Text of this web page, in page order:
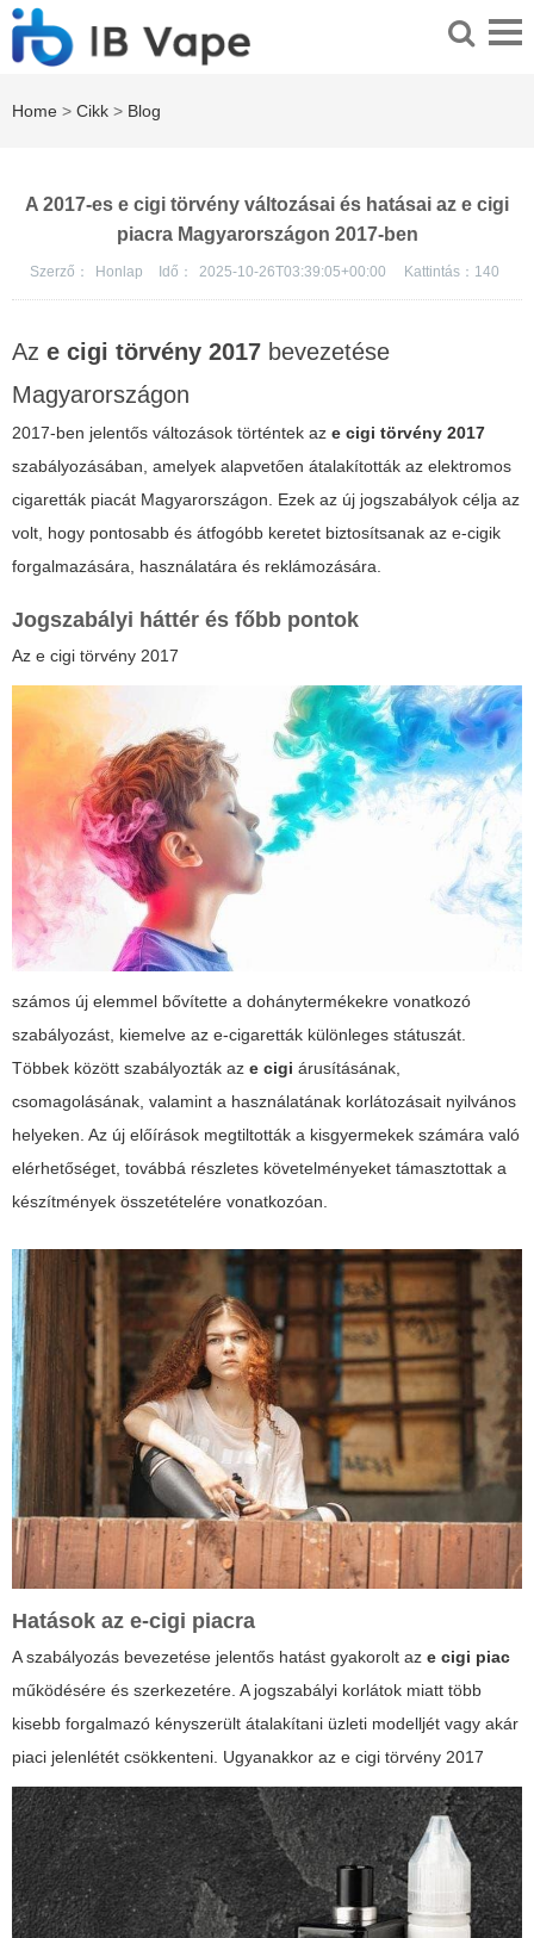
Home > Cikk > Blog
A 2017-es e cigi törvény változásai és hatásai az e cigi
piacra Magyarországon 2017-ben
Szerző： Honlap Idő： 2025-10-26T03:39:05+00:00 Kattintás： 140
Az e cigi törvény 2017 bevezetése
Magyarországon
2017-ben jelentős változások történtek az e cigi törvény 2017
szabályozásában, amelyek alapvetően átalakították az elektromos
cigaretták piacát Magyarországon. Ezek az új jogszabályok célja az
volt, hogy pontosabb és átfogóbb keretet biztosítsanak az e-cigik
forgalmazására, használatára és reklámozására.
Jogszabályi háttér és főbb pontok
Az e cigi törvény 2017
számos új elemmel bővítette a dohánytermékekre vonatkozó
szabályozást, kiemelve az e-cigaretták különleges státuszát.
Többek között szabályozták az e cigi árusításának,
csomagolásának, valamint a használatának korlátozásait nyilvános
helyeken. Az új előírások megtiltották a kisgyermekek számára való
elérhetőséget, továbbá részletes követelményeket támasztottak a
készítmények összetételére vonatkozóan.
Hatások az e-cigi piacra
A szabályozás bevezetése jelentős hatást gyakorolt az e cigi piac
működésére és szerkezetére. A jogszabályi korlátok miatt több
kisebb forgalmazó kényszerült átalakítani üzleti modelljét vagy akár
piaci jelenlétét csökkenteni. Ugyanakkor az e cigi törvény 2017